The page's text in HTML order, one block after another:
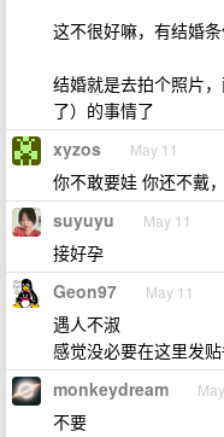
这不很好嘛，有结婚
结婚就是去拍个照片
了）的事情了
xyzos May 11
你不敢要娃 你还不戴
suyuyu May 11
接好孕
Geon97 May 11
遇人不淑
感觉没必要在这里发
monkeydream
不要